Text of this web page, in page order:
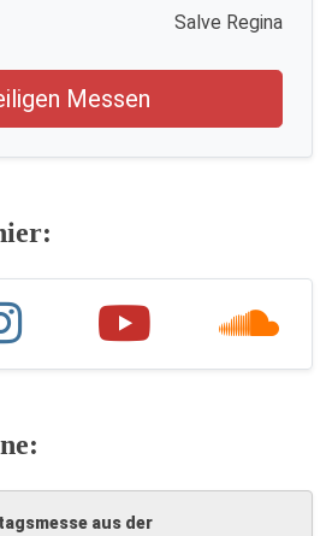
Salve Regina
Messen
aus der